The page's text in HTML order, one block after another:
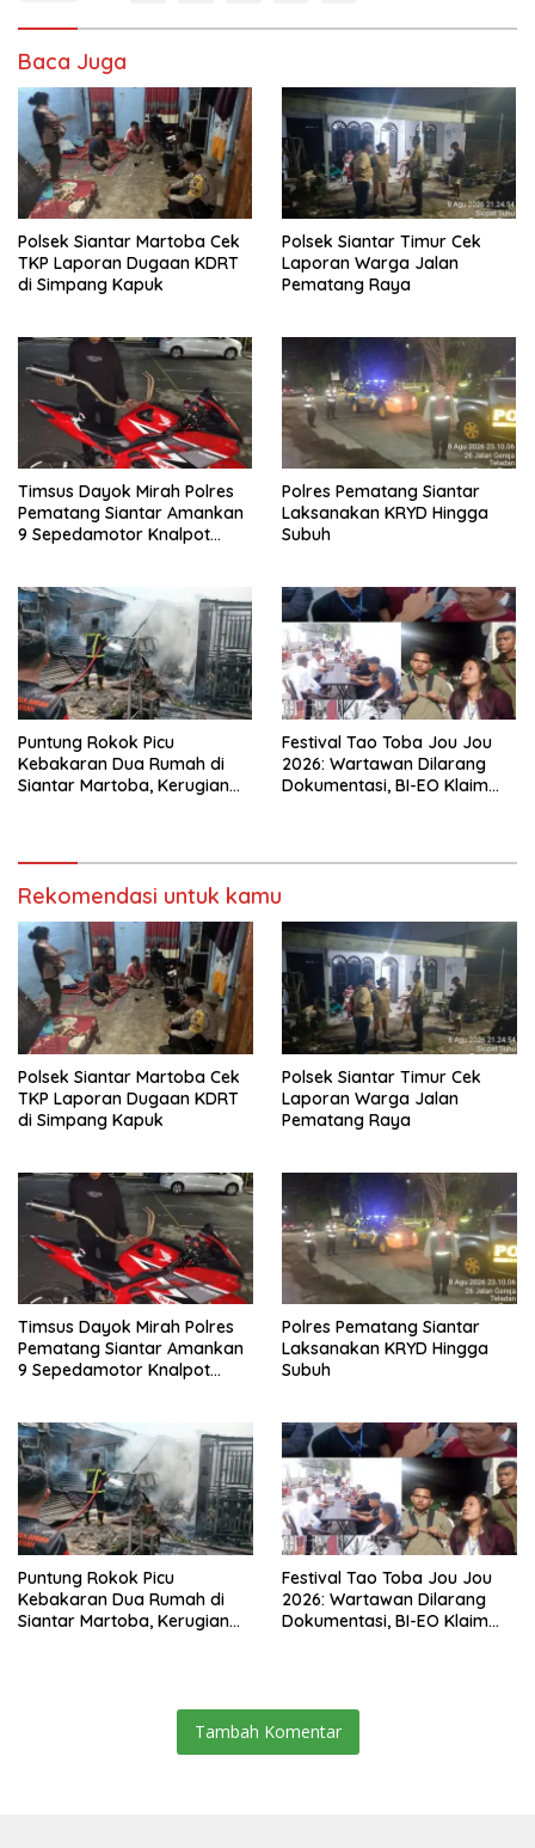
Baca Juga
Polsek Siantar Martoba Cek
TKP Laporan Dugaan KDRT
di Simpang Kapuk
Polsek Siantar Timur Cek
Laporan Warga Jalan
Pematang Raya
Timsus Dayok Mirah Polres
Pematang Siantar Amankan
9 Sepedamotor Knalpot
Polres Pematang Siantar
Laksanakan KRYD Hingga
Subuh
Puntung Rokok Picu
Kebakaran Dua Rumah di
Siantar Martoba, Kerugian
Festival Tao Toba Jou Jou
2026: Wartawan Dilarang
Dokumentasi, BI-EO Klaim
Rekomendasi untuk kamu
Polsek Siantar Martoba Cek
TKP Laporan Dugaan KDRT
di Simpang Kapuk
Polsek Siantar Timur Cek
Laporan Warga Jalan
Pematang Raya
Timsus Dayok Mirah Polres
Pematang Siantar Amankan
9 Sepedamotor Knalpot
Polres Pematang Siantar
Laksanakan KRYD Hingga
Subuh
Puntung Rokok Picu
Kebakaran Dua Rumah di
Siantar Martoba, Kerugian
Festival Tao Toba Jou Jou
2026: Wartawan Dilarang
Dokumentasi, BI-EO Klaim
Tambah Komentar